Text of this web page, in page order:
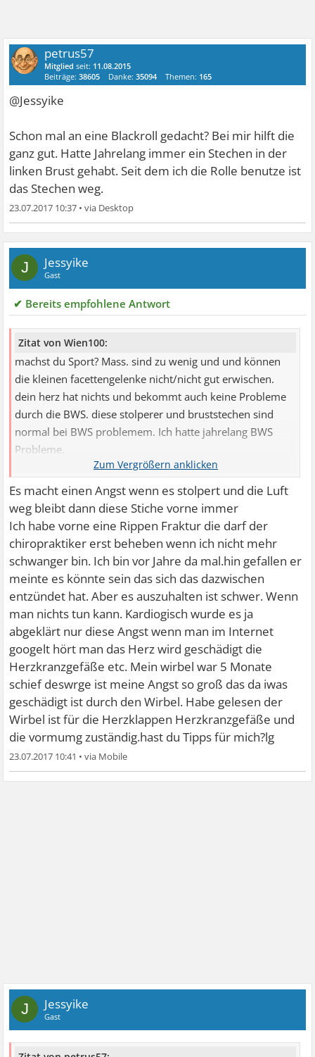
petrus57
Mitglied seit: 11.08.2015
Beiträge:38605 Danke:35094 Themen: 165
@Jessyike
Schon mal an eine Blackroll gedacht? Bei mir hilft die
ganz gut. Hatte Jahrelang immer ein Stechen in der
linken Brust gehabt. Seit dem ich die Rolle benutze ist
das Stechen weg.
23.07.2017 10:37 •
J Jessyike
Gast
✔ Bereits empfohlene Antwort
Zitat von Wien100:
machst du Sport? Mass. sind zu wenig und und können
die kleinen facettengelenke nicht/nicht gut erwischen.
dein herz hat nichts und bekommt auch keine Probleme
durch die BWS. diese stolperer und bruststechen sind
normal bei BWS problemem. Ich hatte jahrelang BWS
Probleme.
Du zählst nur passive Bewegungsformen auf, die helfen
nur begrenzt und nur akut wenn überhaupt.
Es macht einen Angst wenn es stolpert und die Luft
weg bleibt dann diese Stiche vorne immer
Ich habe vorne eine Rippen Fraktur die darf der
chiropraktiker erst beheben wenn ich nicht mehr
schwanger bin. Ich bin vor Jahre da mal.hin gefallen er
meinte es könnte sein das sich das dazwischen
entzündet hat. Aber es auszuhalten ist schwer. Wenn
man nichts tun kann. Kardiogisch wurde es ja
abgeklärt nur diese Angst wenn man im Internet
googelt hört man das Herz wird geschädigt die
Herzkranzgefäße etc. Mein wirbel war 5 Monate
schief deswrge ist meine Angst so groß das da iwas
geschädigt ist durch den Wirbel. Habe gelesen der
Wirbel ist für die Herzklappen Herzkranzgefäße und
die vormumg zuständig.hast du Tipps für mich?lg
23.07.2017 10:41 •
J Jessyike
Gast